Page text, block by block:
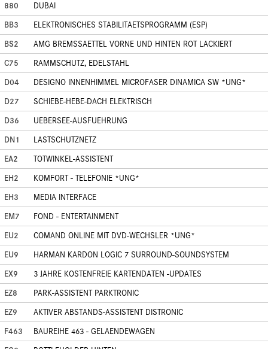
880
DUBAI
BB3
ELEKTRONISCHES STABILITAETSPROGRAMM (ESP)
BS2
AMG BREMSSAETTEL VORNE UND HINTEN ROT LACKIERT
C75
RAMMSCHUTZ, EDELSTAHL
D04
DESIGNO INNENHIMMEL MICROFASER DINAMICA SW *UNG*
D27
SCHIEBE-HEBE-DACH ELEKTRISCH
D36
UEBERSEE-AUSFUEHRUNG
DN1
LASTSCHUTZNETZ
EA2
TOTWINKEL-ASSISTENT
EH2
KOMFORT - TELEFONIE *UNG*
EH3
MEDIA INTERFACE
EM7
FOND - ENTERTAINMENT
EU2
COMAND ONLINE MIT DVD-WECHSLER *UNG*
EU9
HARMAN KARDON LOGIC 7 SURROUND-SOUNDSYSTEM
EX9
3 JAHRE KOSTENFREIE KARTENDATEN -UPDATES
EZ8
PARK-ASSISTENT PARKTRONIC
EZ9
AKTIVER ABSTANDS-ASSISTENT DISTRONIC
F463
BAUREIHE 463 - GELAENDEWAGEN